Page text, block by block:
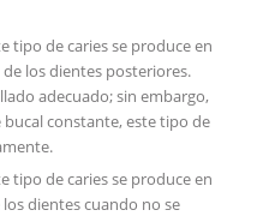
tipo de caries se produce en
los dientes posteriores.
adecuado; sin embargo,
constante, este tipo de
tipo de caries se produce en
dientes cuando no se